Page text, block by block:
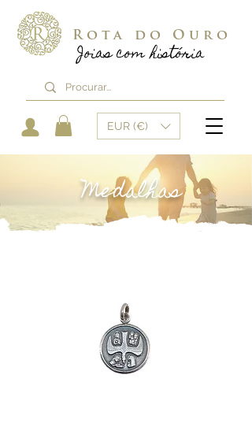
Joias com história
Rota do Ouro
EUR (€)
Medalhas